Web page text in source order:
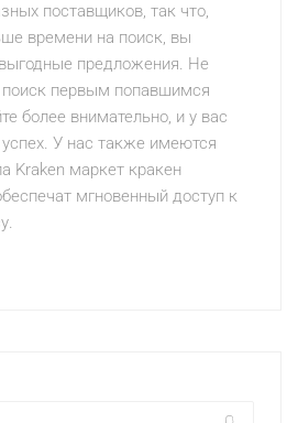
поставщиков, так что,
времени на поиск, вы
предложения. Не
поиск первым попавшимся
более внимательно, и у вас
успех. У нас также имеются
Kraken маркет кракен
мгновенный доступ к